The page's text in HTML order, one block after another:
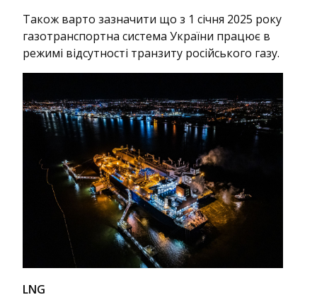
Також варто зазначити що з 1 січня 2025 року
газотранспортна система України працює в
режимі відсутності транзиту російського газу.
LNG